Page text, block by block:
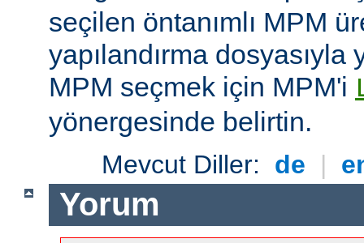
seçilen öntanımlı MPM
yapılandırma dosyasıyla
MPM seçmek için MPM'i
yönergesinde belirtin.
Mevcut Diller: de |
Yorum